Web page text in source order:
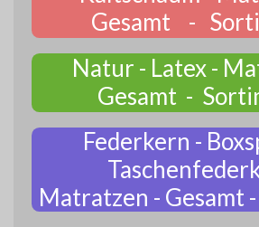
Gesamt -
Natur - Latex -
Gesamt -
Federkern -
Matratzen - Gesamt